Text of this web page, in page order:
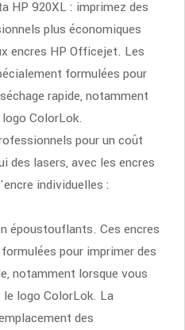
HP 920XL : imprimez des
plus économiques
encres HP Officejet. Les
formulées pour
rapide, notamment
ColorLok.
pour un coût
des lasers, avec les encres
individuelles :
époustouflants. Ces encres
pour imprimer des
notamment lorsque vous
logo ColorLok. La
des